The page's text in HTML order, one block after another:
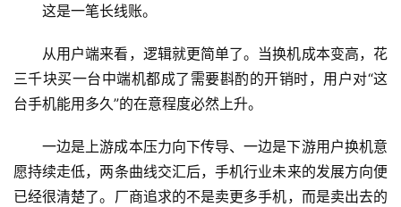
这是一笔长线账。
从用户端来看，逻辑就更简单了。当换机成本变高，花
三千块买一台中端机都成了需要斟酌的开销时，用户对“这
台手机能用多久”的在意程度必然上升。
一边是上游成本压力向下传导、一边是下游用户换机意
愿持续走低，两条曲线交汇后，手机行业未来的发展方向便
已经很清楚了。厂商追求的不是卖更多手机，而是卖出去的